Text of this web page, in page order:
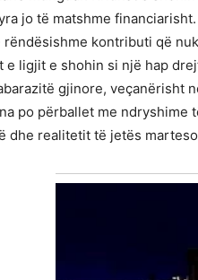
jo të matshme
kontributi që
e ligjit e shohin si një hap
gjinore, veçanërisht
po përballet me
dhe realitetit të jetës